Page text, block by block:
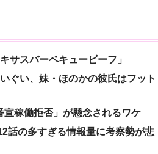
サスバーベキュービーフ」
ぐい、妹・ほのかの彼氏はフット
稼働拒否」が懸念されるワケ
話の多すぎる情報量に考察勢が悲